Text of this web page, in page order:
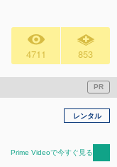
4711 853
PR
レンタル
Prime Videoで今すぐ見る